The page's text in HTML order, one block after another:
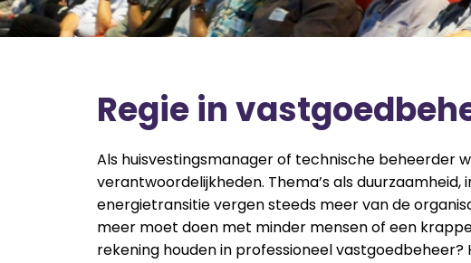
Regie in
Als huisvestingsmanager of technische beheerder
verantwoordelijkheden. Thema’s als
energietransitie vergen steeds meer van de
meer moet doen met minder mensen of een
rekening houden in professioneel